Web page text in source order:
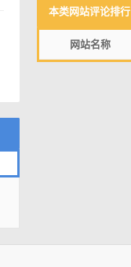
本类网站评论排行
网站名称